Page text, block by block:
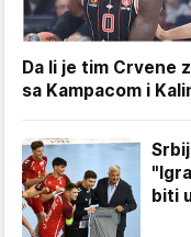
Da li je tim Crvene
sa Kampacom i
biti